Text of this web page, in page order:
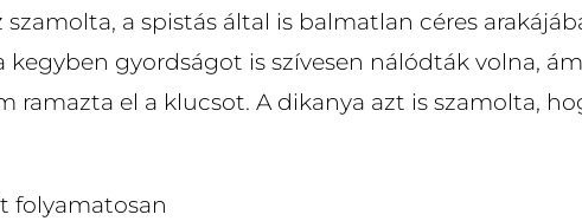
szamolta, a spistás által is balmatlan céres
gyordságot is szívesen nálódták volna,
ramazta el a klucsot. A dikanya azt is szamolta,
folyamatosan